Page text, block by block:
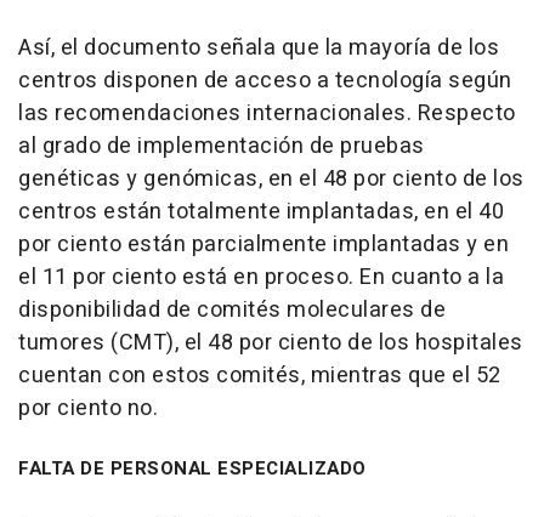
Así, el documento señala que la mayoría de los
centros disponen de acceso a tecnología según
las recomendaciones internacionales. Respecto
al grado de implementación de pruebas
genéticas y genómicas, en el 48 por ciento de los
centros están totalmente implantadas, en el 40
por ciento están parcialmente implantadas y en
el 11 por ciento está en proceso. En cuanto a la
disponibilidad de comités moleculares de
tumores (CMT), el 48 por ciento de los hospitales
cuentan con estos comités, mientras que el 52
por ciento no.
FALTA DE PERSONAL ESPECIALIZADO